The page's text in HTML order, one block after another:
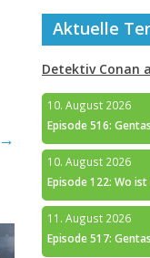
→
Aktuelle
Detektiv Conan
10. August 2026
Episode 516:
10. August 2026
Episode 122: Wo
11. August 2026
Episode 517: